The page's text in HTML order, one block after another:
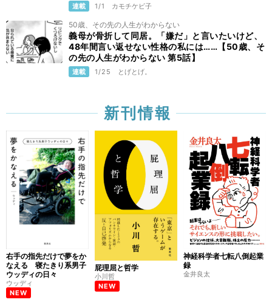
連載 1/1 カモチケビ子
50歳、その先の人生がわからない
義母が骨折して同居。「嫌だ」と言いたいけど、
48年間言い返せない性格の私には……【50歳、そ
の先の人生がわからない 第5話】
連載 1/25 とげとげ。
新刊情報
右手の指先だけで夢をか
なえる 寝たきり系男子
ウッディの日々
ウッディ
NEW
屁理屈と哲学
小川哲
NEW
神経科学者七転八倒起業
録
金井良太